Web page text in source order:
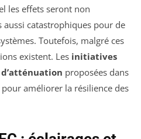
les effets seront non
catastrophiques pour de
Toutefois, malgré ces
existent. Les initiatives
proposées dans
améliorer la résilience des